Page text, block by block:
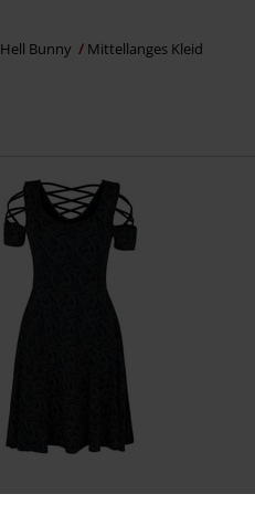
Hell Bunny Mittellanges Kleid